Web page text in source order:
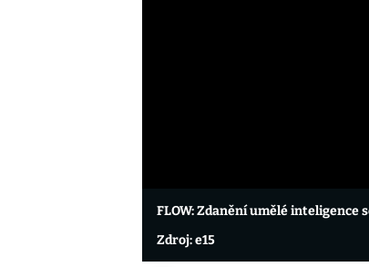
FLOW: Zdanění umělé
Zdroj: e15